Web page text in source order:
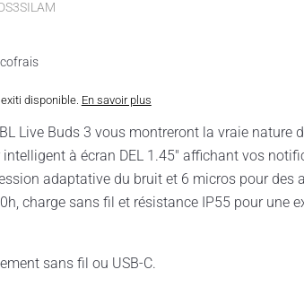
disponible. En savoir plus
Live Buds 3 vous montreront la vraie nature
à écran DEL 1.45" affichant vos
adaptative du bruit et 6 micros pour des
charge sans fil et résistance IP55 pour une
sans fil ou USB-C.